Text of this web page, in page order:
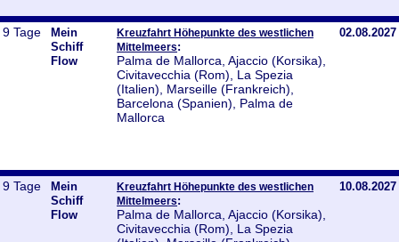
9 Tage
Mein
Schiff
Flow
Kreuzfahrt Höhepunkte des westlichen
Mittelmeers:
Palma de Mallorca, Ajaccio (Korsika),
Civitavecchia (Rom), La Spezia
(Italien), Marseille (Frankreich),
Barcelona (Spanien), Palma de
Mallorca
02.08.2027
9 Tage
Mein
Schiff
Flow
Kreuzfahrt Höhepunkte des westlichen
Mittelmeers:
Palma de Mallorca, Ajaccio (Korsika),
Civitavecchia (Rom), La Spezia
10.08.2027